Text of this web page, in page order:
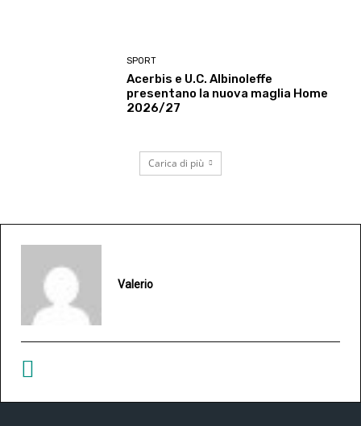
SPORT
Acerbis e U.C. Albinoleffe
presentano la nuova maglia Home
2026/27
Carica di più
Valerio